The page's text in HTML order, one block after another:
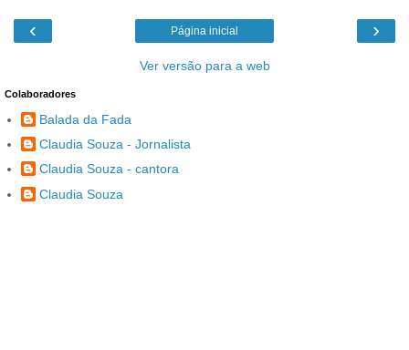
‹ ›
Página inicial
Ver versão para a web
Colaboradores
Balada da Fada
Claudia Souza - Jornalista
Claudia Souza - cantora
Claudia Souza